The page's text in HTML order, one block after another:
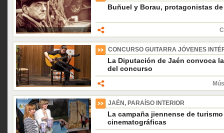
Buñuel y Borau, protagonistas
CONCURSO GUITARRA JÓVENES
La Diputación de Jaén convoca
del concurso
JAÉN, PARAÍSO INTERIOR
La campaña jiennense de
cinematográficas